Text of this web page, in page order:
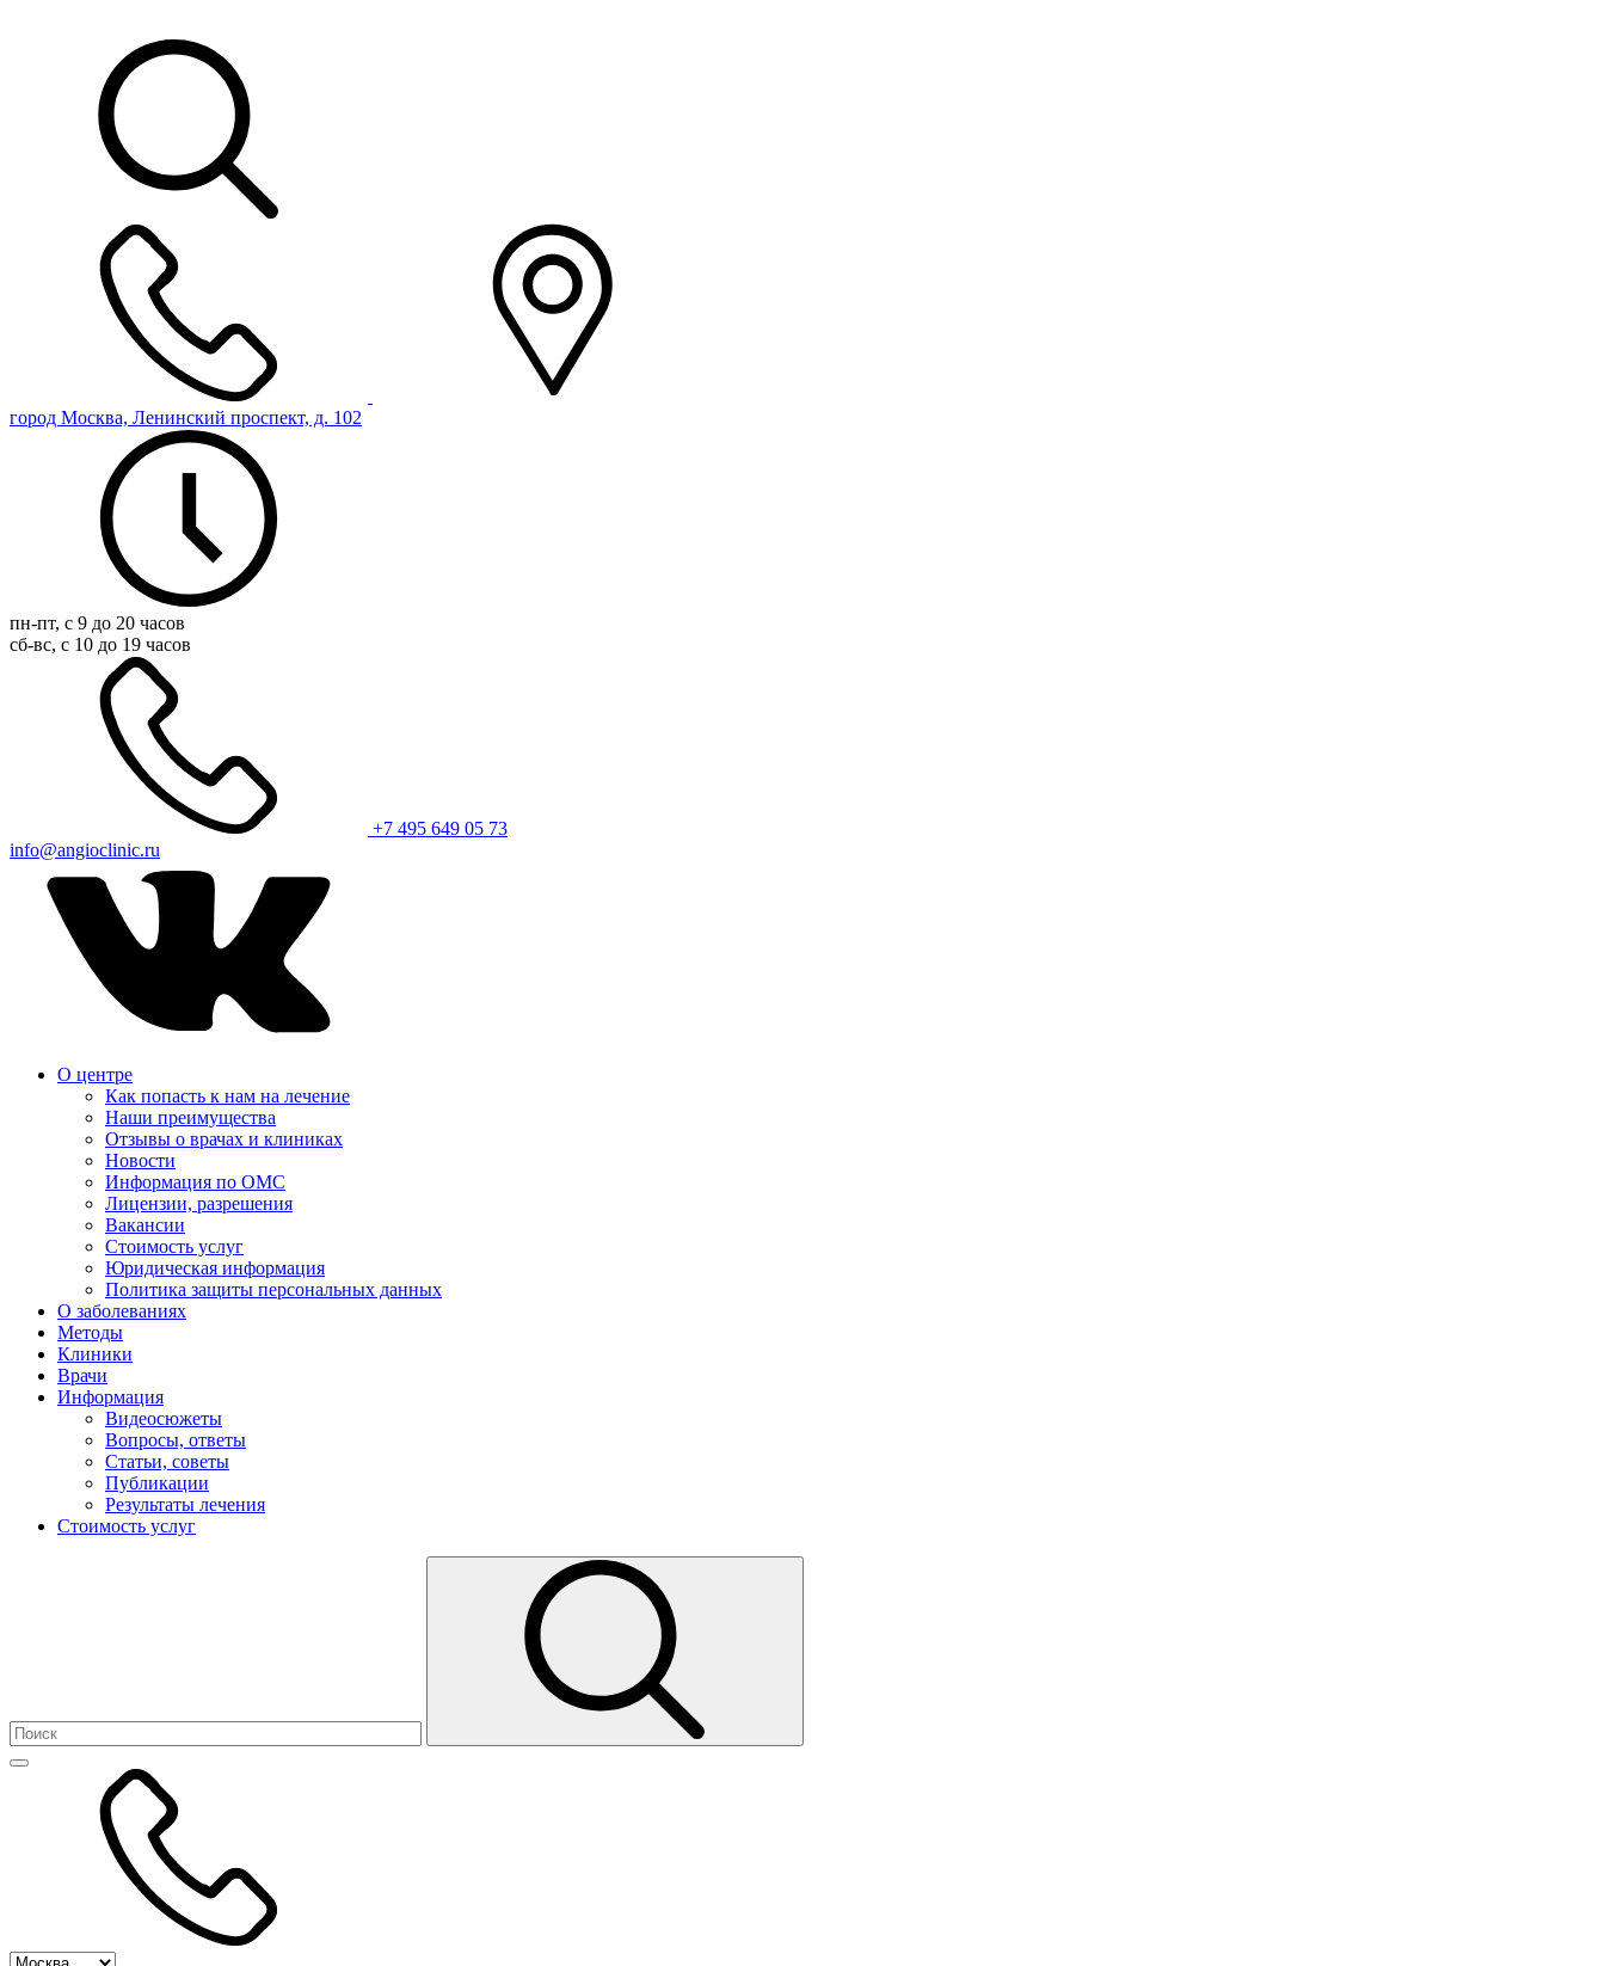
город Москва, Ленинский проспект, д. 102
пн-пт, с 9 до 20 часов
сб-вс, с 10 до 19 часов
+7 495 649 05 73
info@angioclinic.ru
О центре
Как попасть к нам на лечение
Наши преимущества
Отзывы о врачах и клиниках
Новости
Информация по ОМС
Лицензии, разрешения
Вакансии
Стоимость услуг
Юридическая информация
Политика защиты персональных данных
О заболеваниях
Методы
Клиники
Врачи
Информация
Видеосюжеты
Вопросы, ответы
Статьи, советы
Публикации
Результаты лечения
Стоимость услуг